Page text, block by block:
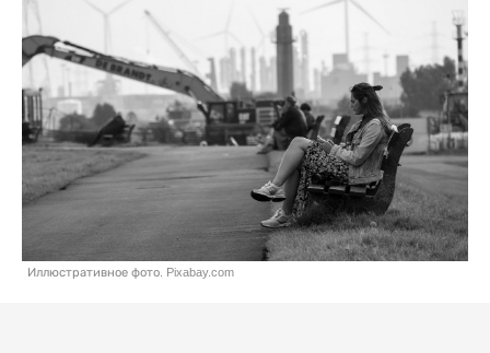
Иллюстративное фото. Pixabay.com